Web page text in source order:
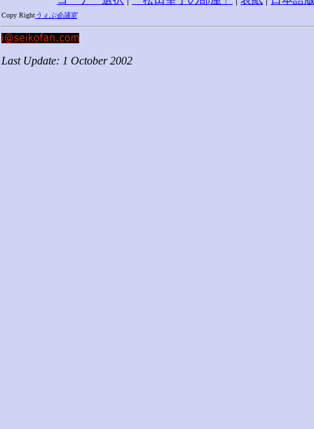
Copy Right うぇぶ会議室
Last Update: 1 October 2002